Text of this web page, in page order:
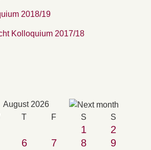
2018/19
Kolloquium 2017/18
August 2026
T F S S
1
2
6 7 8
9